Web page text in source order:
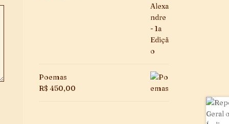
Poemas
R$ 450,00